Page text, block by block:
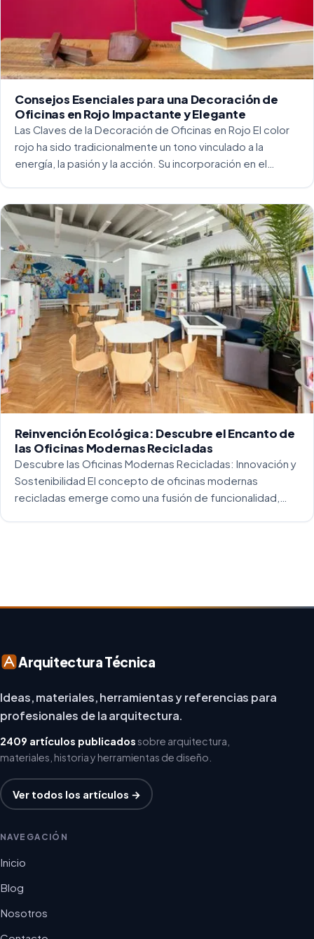
Consejos Esenciales para una Decoración de
Oficinas en Rojo Impactante y Elegante
Las Claves de la Decoración de Oficinas en Rojo El color
rojo ha sido tradicionalmente un tono vinculado a la
energía, la pasión y la acción. Su incorporación en el
Reinvención Ecológica: Descubre el Encanto de
las Oficinas Modernas Recicladas
Descubre las Oficinas Modernas Recicladas: Innovación y
Sostenibilidad El concepto de oficinas modernas
recicladas emerge como una fusión de funcionalidad,
Arquitectura Técnica
Ideas, materiales, herramientas y referencias para
profesionales de la arquitectura.
2409 artículos publicadossobre arquitectura,
materiales, historia y herramientas de diseño.
Ver todos los artículos →
NAVEGACIÓN
Inicio
Blog
Nosotros